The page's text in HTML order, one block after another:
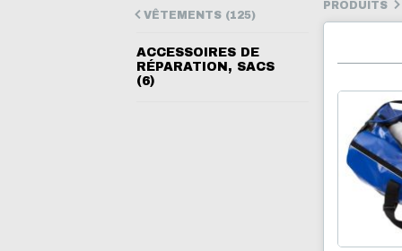
VÊTEMENTS (125)
ACCESSOIRES DE
RÉPARATION, SACS
(6)
PRODUITS